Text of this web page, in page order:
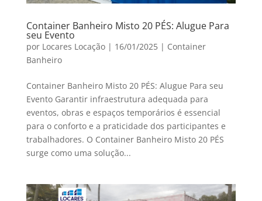
Container Banheiro Misto 20 PÉS: Alugue Para
seu Evento
por Locares Locação| 16/01/2025| Container
Banheiro
Container Banheiro Misto 20 PÉS: Alugue Para seu
Evento Garantir infraestrutura adequada para
eventos, obras e espaços temporários é essencial
para o conforto e a praticidade dos participantes e
trabalhadores. O Container Banheiro Misto 20 PÉS
surge como uma solução...